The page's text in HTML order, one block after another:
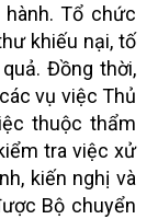
Tổ chức
khiếu nại, tố
Đồng thời,
vụ việc Thủ
thuộc thẩm
tra việc xử
kiến nghị và
Bộ chuyển